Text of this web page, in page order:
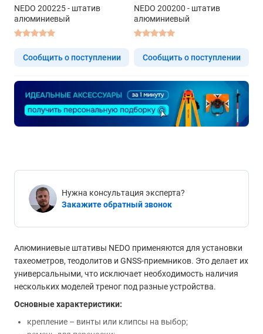
NEDO 200225 - штатив
алюминиевый
Сообщить о поступлении
NEDO 200200 - штатив
алюминиевый
Сообщить о поступлении
Нужна консультация эксперта?
Закажите обратный звонок
Алюминиевые штативы NEDO применяются для установки
тахеометров, теодолитов и GNSS-приемников. Это делает их
универсальными, что исключает необходимость наличия
нескольких моделей треног под разные устройства.
Основные характеристики:
крепление – винты или клипсы на выбор;